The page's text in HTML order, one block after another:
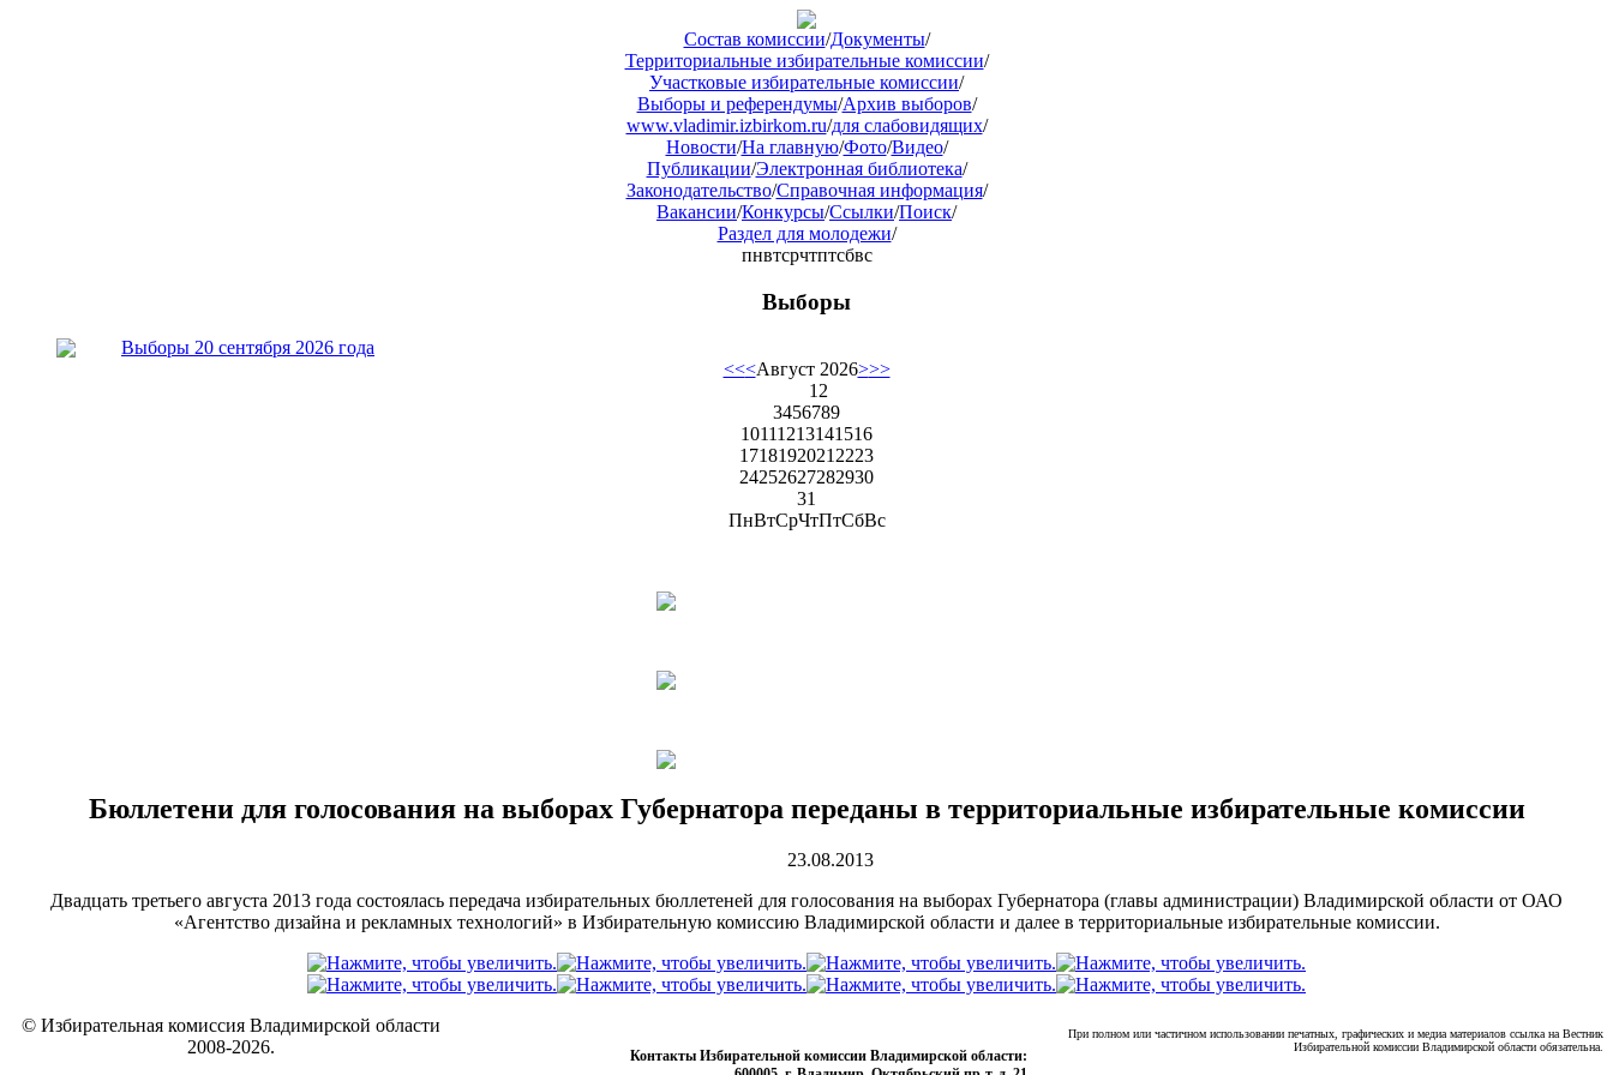
Состав комиссии/Документы/
Территориальные избирательные комиссии/
Участковые избирательные комиссии/
Выборы и референдумы/Архив выборов/
www.vladimir.izbirkom.ru/для слабовидящих/
Новости/На главную/Фото/Видео/
Публикации/Электронная библиотека/
Законодательство/Справочная информация/
Вакансии/Конкурсы/Ссылки/Поиск/
Раздел для молодежи/
пнвтсрчтптсбвс
Выборы
Выборы 20 сентября 2026 года
<<<Август 2026>>>
12
3456789
10111213141516
17181920212223
24252627282930
31
ПнВтСрЧтПтСбВс
Бюллетени для голосования на выборах Губернатора переданы в территориальные избирательные комиссии
23.08.2013
Двадцать третьего августа 2013 года состоялась передача избирательных бюллетеней для голосования на выборах Губернатора (главы администрации) Владимирской области от ОАО
«Агентство дизайна и рекламных технологий» в Избирательную комиссию Владимирской области и далее в территориальные избирательные комиссии.
При полном или частичном использовании печатных, графических и медиа материалов ссылка на Вестник
Избирательной комиссии Владимирской области обязательна.
Контакты Избирательной комиссии Владимирской области:
© Избирательная комиссия Владимирской области
2008-2026.